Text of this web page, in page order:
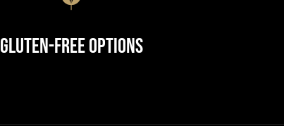
Gluten-Free Options